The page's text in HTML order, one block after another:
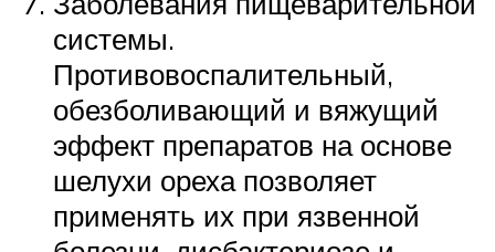
системы.
Противовоспалительный,
обезболивающий и вяжущий
эффект препаратов на основе
шелухи ореха позволяет
применять их при язвенной